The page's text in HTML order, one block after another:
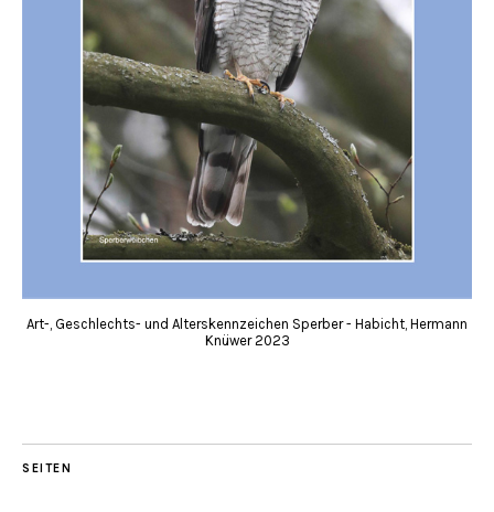
Art-, Geschlechts- und Alterskennzeichen Sperber - Habicht, Hermann
Knüwer 2023
SEITEN